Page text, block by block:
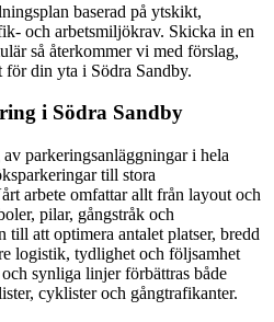
baserad på ytskikt,
och arbetsmiljökrav. Skicka in en
så återkommer vi med förslag,
för din yta i Södra Sandby.
i Södra Sandby
parkeringsanläggningar i hela
till stora
arbete omfattar allt från layout och
pilar, gångstråk och
till att optimera antalet platser, bredd
logistik, tydlighet och följsamhet
synliga linjer förbättras både
cyklister och gångtrafikanter.